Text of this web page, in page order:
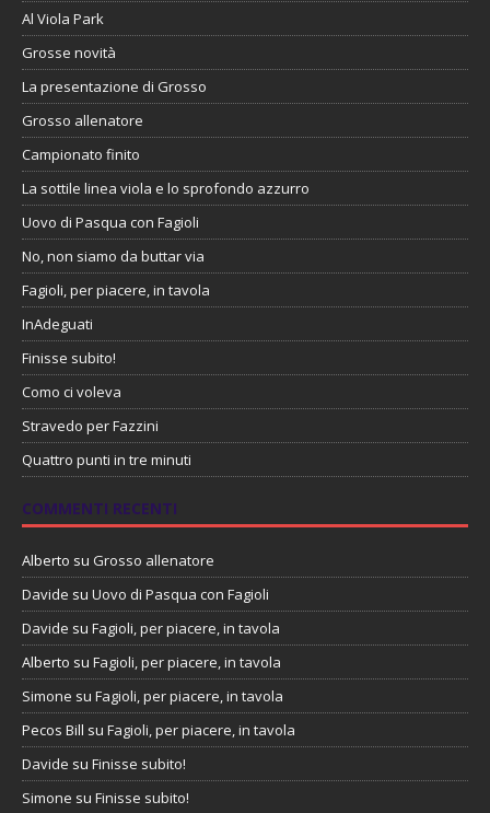
Al Viola Park
Grosse novità
La presentazione di Grosso
Grosso allenatore
Campionato finito
La sottile linea viola e lo sprofondo azzurro
Uovo di Pasqua con Fagioli
No, non siamo da buttar via
Fagioli, per piacere, in tavola
InAdeguati
Finisse subito!
Como ci voleva
Stravedo per Fazzini
Quattro punti in tre minuti
COMMENTI RECENTI
Alberto su Grosso allenatore
Davide su Uovo di Pasqua con Fagioli
Davide su Fagioli, per piacere, in tavola
Alberto su Fagioli, per piacere, in tavola
Simone su Fagioli, per piacere, in tavola
Pecos Bill su Fagioli, per piacere, in tavola
Davide su Finisse subito!
Simone su Finisse subito!